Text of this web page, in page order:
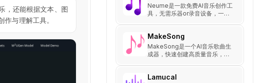
，还能根据文本、图
与理解工具。
Neume是一款免费AI音乐创作工
具，无需乐器or录音设备，一键
R&amp;B、古典等）。适用于音
乐人、短视频创作者、影视配
乐，立即免费体验AI音乐创作！
MakeSong
MakeSong是一个AI音乐歌曲生
成器，快速创建高质量音乐，支
Lamucal